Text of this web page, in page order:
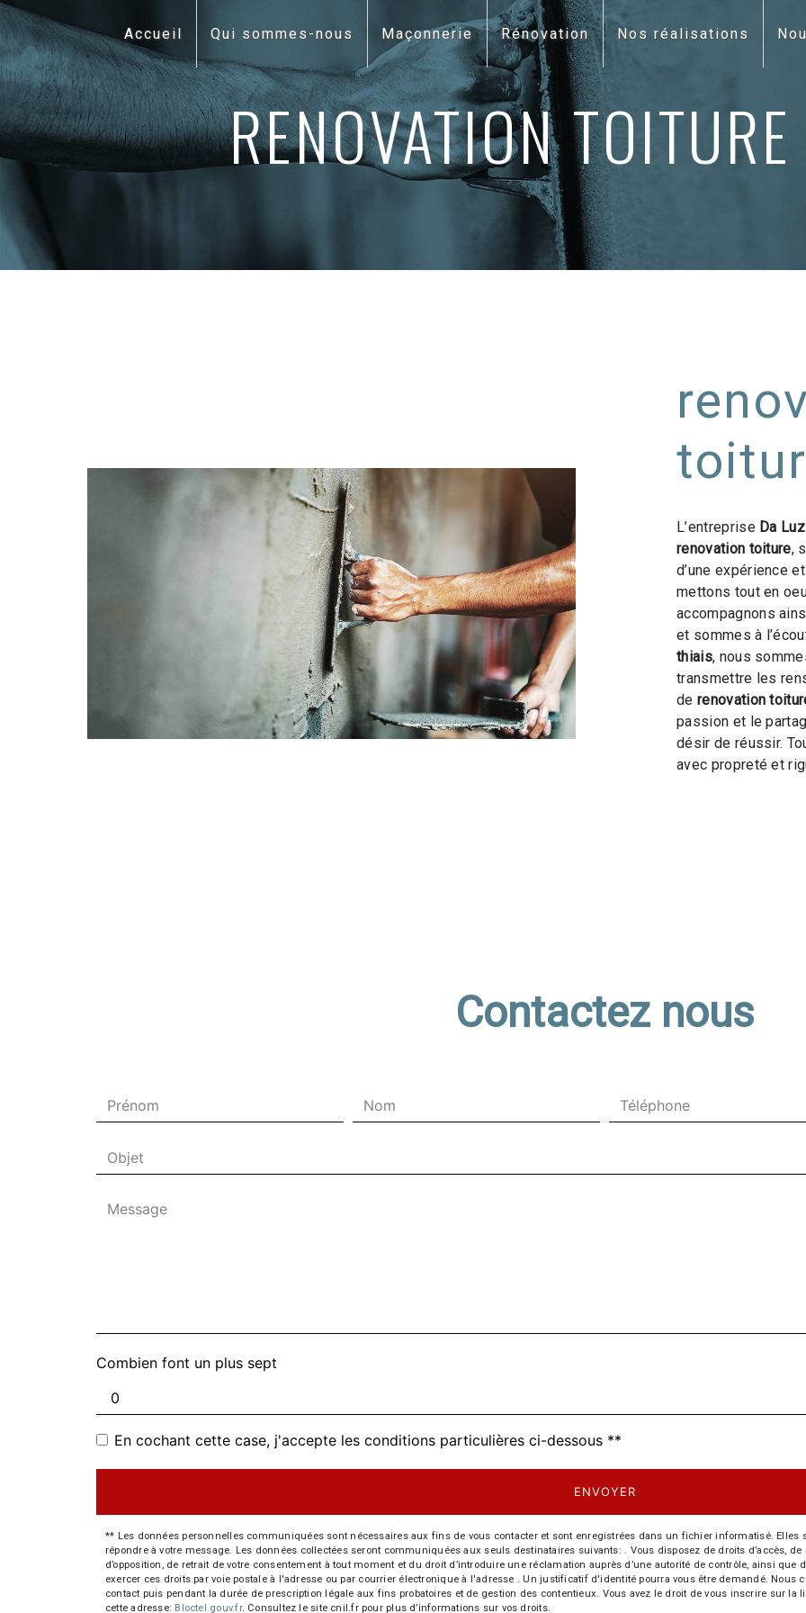
Accueil Qui sommes-nous Maçonnerie Rénovation Nos réalisations
RENOVATION
L’entreprise Da
renovation toiture,
d’une expérience
mettons tout en
accompagnons
et sommes à
thiais, nous
transmettre les
de renovation
passion et le
désir de réussir.
avec propreté et
Contactez nous
Combien font un plus sept
En cochant cette case, j'accepte les conditions particulières ci-dessous **
ENVOYER
** Les données personnelles communiquées sont nécessaires aux fins de vous contacter et sont enregistrées dans un fichier informatisé. Elles
répondre à votre message. Les données collectées seront communiquées aux seuls destinataires suivants: . Vous disposez de droits d’accès,
d’opposition, de retrait de votre consentement à tout moment et du droit d’introduire une réclamation auprès d’une autorité de contrôle, ainsi que
exercer ces droits par voie postale à l'adresse ou par courrier électronique à l'adresse . Un justificatif d'identité pourra vous être demandé. Nous
contact puis pendant la durée de prescription légale aux fins probatoires et de gestion des contentieux. Vous avez le droit de vous inscrire sur la
cette adresse: Bloctel.gouv.fr. Consultez le site cnil.fr pour plus d’informations sur vos droits.
Panneau de gestion des cookies